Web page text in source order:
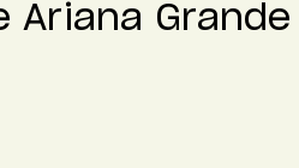
Ariana